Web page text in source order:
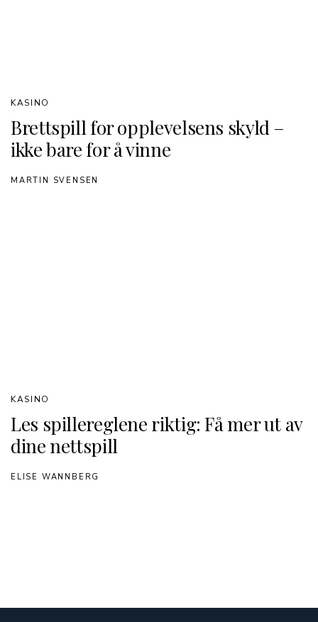
Brettspill for opplevelsens skyld –
ikke bare for å vinne
KASINO
MARTIN SVENSEN
Les spillereglene riktig: Få mer ut av
dine nettspill
KASINO
ELISE WANNBERG